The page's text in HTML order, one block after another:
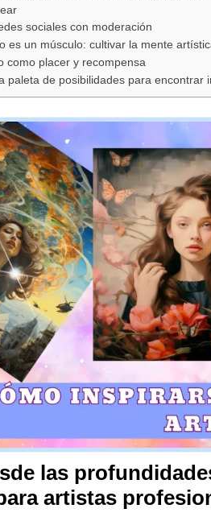
sociales con moderación
es un músculo: cultivar la mente
como placer y recompensa
paleta de posibilidades para encontrar
las
artistas